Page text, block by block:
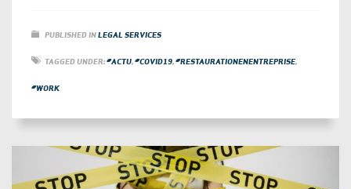
PUBLISHED INLEGAL SERVICES
TAGGED UNDER:#ACTU,#COVID19,#RESTAURATIONENENTREPRISE,
#WORK